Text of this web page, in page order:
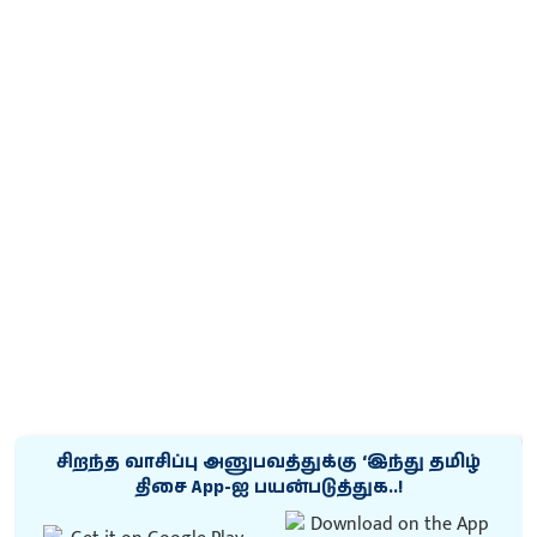
சிறந்த வாசிப்பு அனுபவத்துக்கு ‘இந்து தமிழ்
திசை App-ஐ பயன்படுத்துக..!